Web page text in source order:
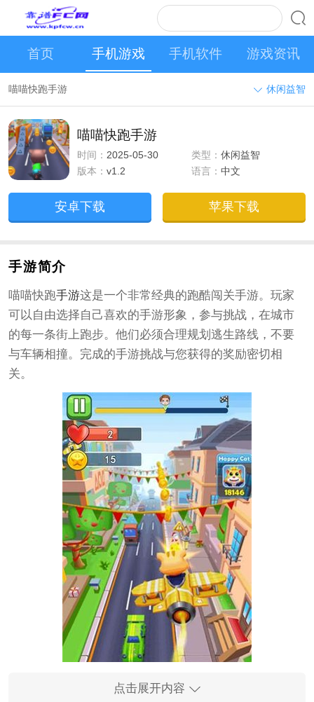
首页 手机游戏 手机软件 游戏资讯
喵喵快跑手游 休闲益智
喵喵快跑手游
时间： 2025-05-30 类型：休闲益智
版本：v1.2 语言：中文
安卓下载 苹果下载
手游简介
喵喵快跑手游这是一个非常经典的跑酷闯关手游。玩家
可以自由选择自己喜欢的手游形象，参与挑战，在城市
的每一条街上跑步。他们必须合理规划逃生路线，不要
与车辆相撞。完成的手游挑战与您获得的奖励密切相
关。
点击展开内容